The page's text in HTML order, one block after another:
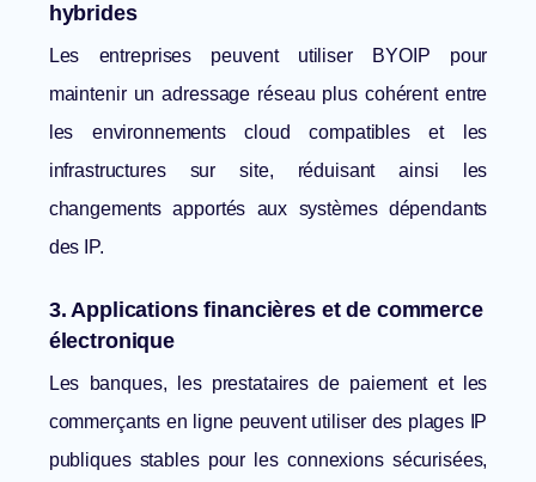
hybrides
Les entreprises peuvent utiliser BYOIP pour
maintenir un adressage réseau plus cohérent entre
les environnements cloud compatibles et les
infrastructures sur site, réduisant ainsi les
changements apportés aux systèmes dépendants
des IP.
3. Applications financières et de commerce
électronique
Les banques, les prestataires de paiement et les
commerçants en ligne peuvent utiliser des plages IP
publiques stables pour les connexions sécurisées,